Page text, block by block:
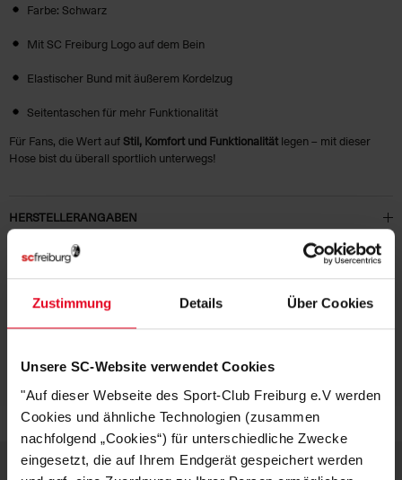
Zustimmung Details Über Cookies
Unsere SC-Website verwendet Cookies
"Auf dieser Webseite des Sport-Club Freiburg e.V werden
Cookies und ähnliche Technologien (zusammen
nachfolgend „Cookies“) für unterschiedliche Zwecke
eingesetzt, die auf Ihrem Endgerät gespeichert werden
Farbe: Schwarz
Mit SC Freiburg Logo auf dem Bein
Elastischer Bund mit äußerem Kordelzug
Seitentaschen für mehr Funktionalität
Für Fans, die Wert auf Stil, Komfort und Funktionalität legen – mit dieser
Hose bist du überall sportlich unterwegs!
HERSTELLERANGABEN
NACHHALTIGKEIT
KUNDENBEWERTUNGEN (3)
Logistiknummer: EM001629-001